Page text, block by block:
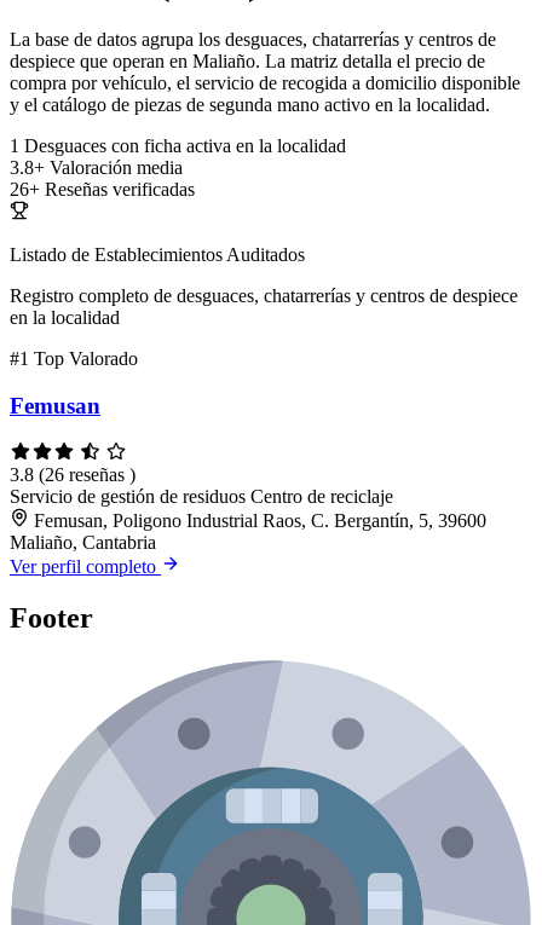
La base de datos agrupa los desguaces, chatarrerías y centros de
despiece que operan en Maliaño. La matriz detalla el precio de
compra por vehículo, el servicio de recogida a domicilio disponible
y el catálogo de piezas de segunda mano activo en la localidad.
1 Desguaces con ficha activa en la localidad
3.8+ Valoración media
26+ Reseñas verificadas
Listado de Establecimientos Auditados
Registro completo de desguaces, chatarrerías y centros de despiece
en la localidad
#1 Top Valorado
Femusan
3.8 (26 reseñas )
Servicio de gestión de residuos Centro de reciclaje
Femusan, Poligono Industrial Raos, C. Bergantín, 5, 39600
Maliaño, Cantabria
Ver perfil completo
Footer